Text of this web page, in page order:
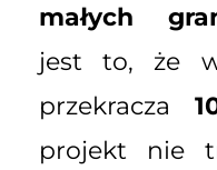
małych
jest to, że
przekracza
projekt nie